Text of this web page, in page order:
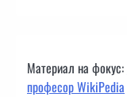
Материал на фокус:
професор WikiPedia